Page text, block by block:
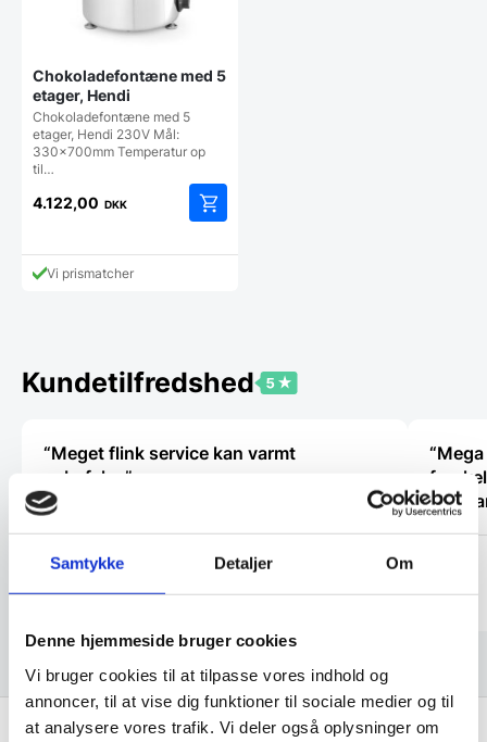
Samtykke Detaljer Om
Denne hjemmeside bruger cookies
Vi bruger cookies til at tilpasse vores indhold og
annoncer, til at vise dig funktioner til sociale medier og til
at analysere vores trafik. Vi deler også oplysninger om
Chokoladefontæne med 5
etager, Hendi
Chokoladefontæne med 5
etager, Hendi 230V Mål:
330x700mm Temperatur op
til…
4.122,00 DKK
Vi prismatcher
Kundetilfredshed
“Meget flink service kan varmt
anbefales”
den